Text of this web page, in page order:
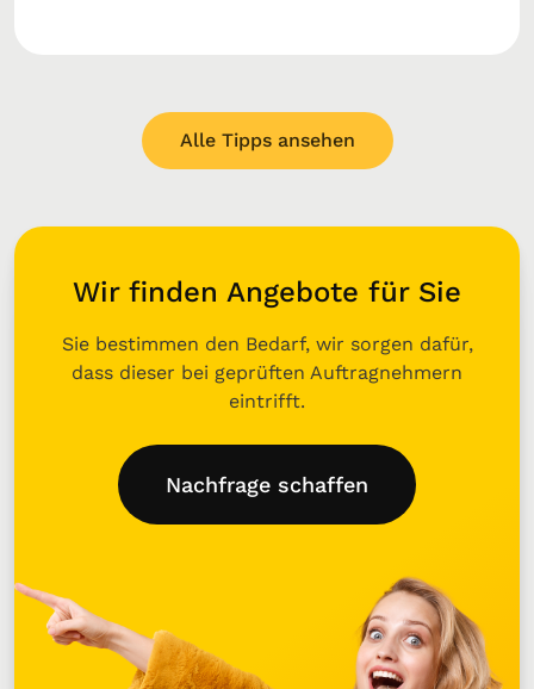
Alle Tipps ansehen
Wir finden Angebote für Sie
Sie bestimmen den Bedarf, wir sorgen dafür,
dass dieser bei geprüften Auftragnehmern
eintrifft.
Nachfrage schaffen